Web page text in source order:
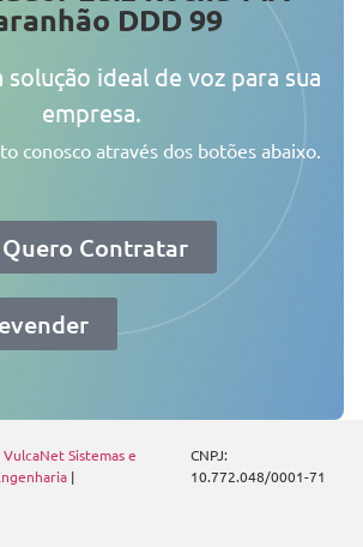
DDD 99
ideal de voz para sua
empresa.
conosco através dos botões abaixo.
Quero Contratar
VulcaNet Sistemas e
|
CNPJ:
10.772.048/0001-71